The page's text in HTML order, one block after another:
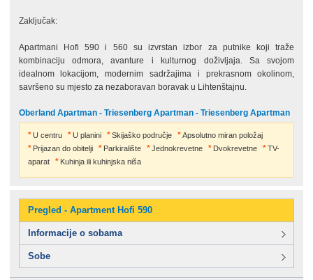
Zaključak:
Apartmani Hofi 590 i 560 su izvrstan izbor za putnike koji traže
kombinaciju odmora, avanture i kulturnog doživljaja. Sa svojom
idealnom lokacijom, modernim sadržajima i prekrasnom okolinom,
savršeno su mjesto za nezaboravan boravak u Lihtenštajnu.
Oberland Apartman - Triesenberg Apartman - Triesenberg Apartman
U centru U planini Skijaško područje
Apsolutno miran položaj
Prijazan do obitelji
Parkiralište Jednokrevetne Dvokrevetne
TV-
aparat
Kuhinja ili kuhinjska niša
Pregled - Apartment Hofi 590
Informacije o sobama
Sobe